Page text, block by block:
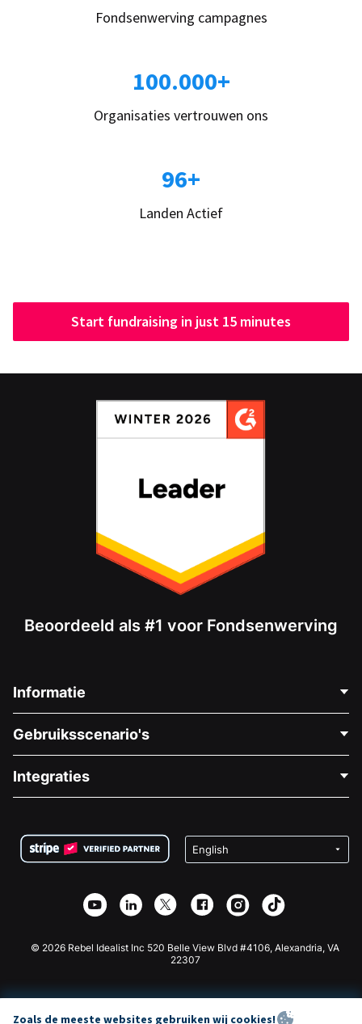
Fondsenwerving campagnes
100.000+
Organisaties vertrouwen ons
96+
Landen Actief
Start fundraising in just 15 minutes
Beoordeeld als #1 voor Fondsenwerving
Informatie
Over Ons
Vacatures
Privacy
Affiliate Partnerschap
Gebruiksscenario's
Medische Fondsenwerving
Goede Doelen Fondsenwerving
Integraties
Wix Donatie Plugin
Webflow Donatie App
Joomla Donatie
© 2026 Rebel Idealist Inc 520 Belle View Blvd #4106, Alexandria, VA
22307
Zoals de meeste websites gebruiken wij cookies!